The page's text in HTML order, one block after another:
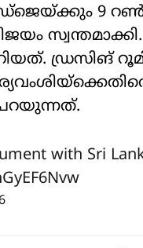
9
ഡ്രസിങ്
with Sri